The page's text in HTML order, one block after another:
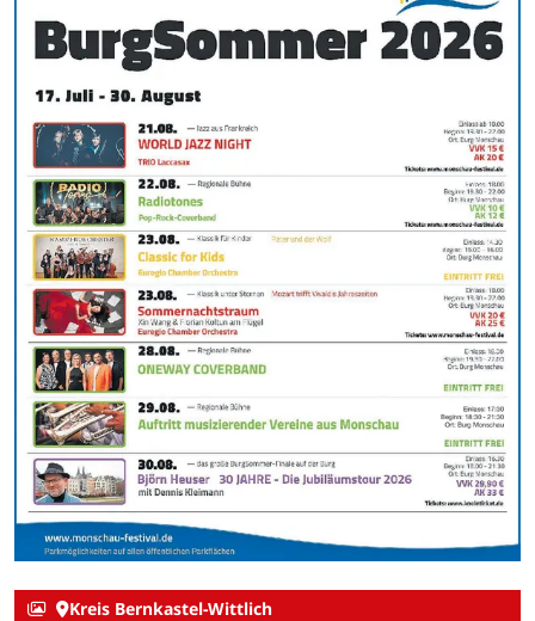
Kreis Bernkastel-Wittlich